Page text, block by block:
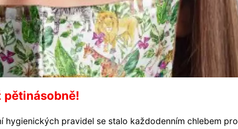
pětinásobně!
pravidel se stalo každodenním chlebem pro